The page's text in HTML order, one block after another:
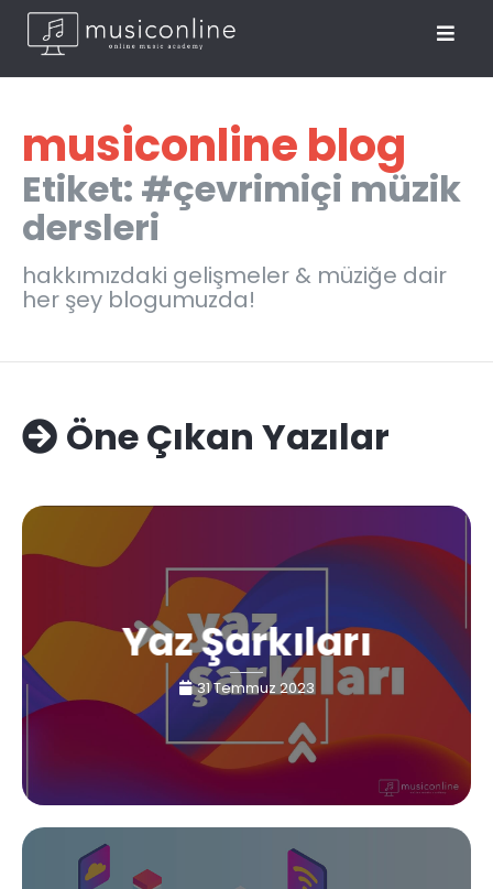
musiconline blog
Etiket: #çevrimiçi müzik
dersleri
hakkımızdaki gelişmeler & müziğe dair
her şey blogumuzda!
Öne Çıkan Yazılar
Yaz Şarkıları
31 Temmuz 2023